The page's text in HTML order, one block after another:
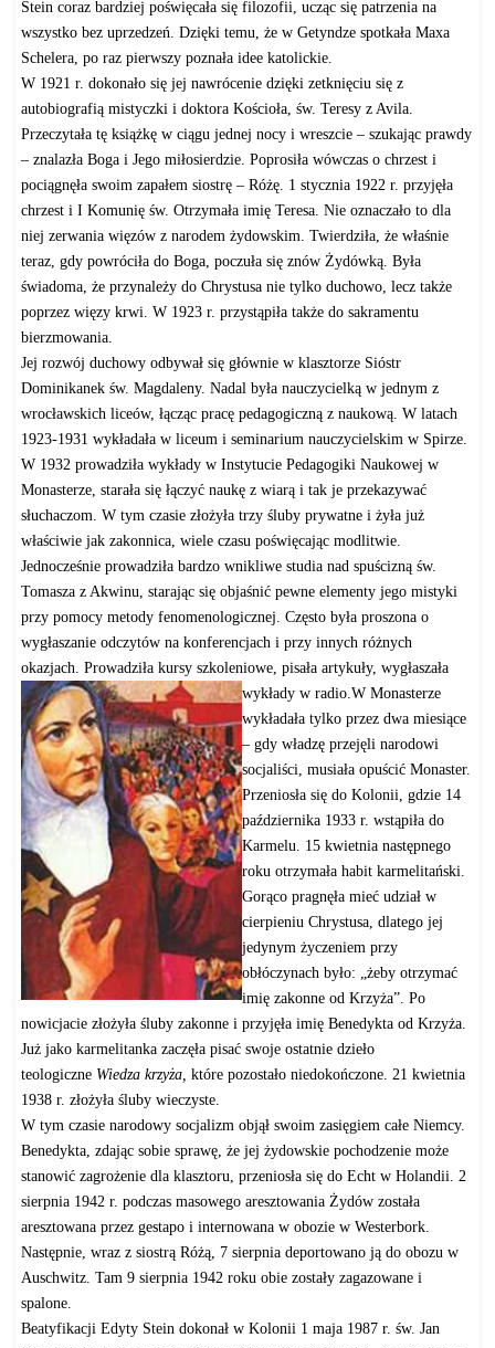
Stein coraz bardziej poświęcała się filozofii, ucząc się patrzenia na
wszystko bez uprzedzeń. Dzięki temu, że w Getyndze spotkała Maxa
Schelera, po raz pierwszy poznała idee katolickie.
W 1921 r. dokonało się jej nawrócenie dzięki zetknięciu się z
autobiografią mistyczki i doktora Kościoła, św. Teresy z Avila.
Przeczytała tę książkę w ciągu jednej nocy i wreszcie – szukając prawdy
– znalazła Boga i Jego miłosierdzie. Poprosiła wówczas o chrzest i
pociągnęła swoim zapałem siostrę – Różę. 1 stycznia 1922 r. przyjęła
chrzest i I Komunię św. Otrzymała imię Teresa. Nie oznaczało to dla
niej zerwania więzów z narodem żydowskim. Twierdziła, że właśnie
teraz, gdy powróciła do Boga, poczuła się znów Żydówką. Była
świadoma, że przynależy do Chrystusa nie tylko duchowo, lecz także
poprzez więzy krwi. W 1923 r. przystąpiła także do sakramentu
bierzmowania.
Jej rozwój duchowy odbywał się głównie w klasztorze Sióstr
Dominikanek św. Magdaleny. Nadal była nauczycielką w jednym z
wrocławskich liceów, łącząc pracę pedagogiczną z naukową. W latach
1923-1931 wykładała w liceum i seminarium nauczycielskim w Spirze.
W 1932 prowadziła wykłady w Instytucie Pedagogiki Naukowej w
Monasterze, starała się łączyć naukę z wiarą i tak je przekazywać
słuchaczom. W tym czasie złożyła trzy śluby prywatne i żyła już
właściwie jak zakonnica, wiele czasu poświęcając modlitwie.
Jednocześnie prowadziła bardzo wnikliwe studia nad spuścizną św.
Tomasza z Akwinu, starając się objaśnić pewne elementy jego mistyki
przy pomocy metody fenomenologicznej. Często była proszona o
wygłaszanie odczytów na konferencjach i przy innych różnych
okazjach. Prowadziła kursy szkoleniowe, pisała artykuły, wygłaszała
wykłady w radio. W Monasterze
wykładała tylko przez dwa miesiące
– gdy władzę przejęli narodowi
socjaliści, musiała opuścić Monaster.
Przeniosła się do Kolonii, gdzie 14
października 1933 r. wstąpiła do
Karmelu. 15 kwietnia następnego
roku otrzymała habit karmelitański.
Gorąco pragnęła mieć udział w
cierpieniu Chrystusa, dlatego jej
jedynym życzeniem przy
obłóczynach było: „żeby otrzymać
imię zakonne od Krzyża”. Po
nowicjacie złożyła śluby zakonne i przyjęła imię Benedykta od Krzyża.
Już jako karmelitanka zaczęła pisać swoje ostatnie dzieło
teologiczne Wiedza krzyża, które pozostało niedokończone. 21 kwietnia
1938 r. złożyła śluby wieczyste.
W tym czasie narodowy socjalizm objął swoim zasięgiem całe Niemcy.
Benedykta, zdając sobie sprawę, że jej żydowskie pochodzenie może
stanowić zagrożenie dla klasztoru, przeniosła się do Echt w Holandii. 2
sierpnia 1942 r. podczas masowego aresztowania Żydów została
aresztowana przez gestapo i internowana w obozie w Westerbork.
Następnie, wraz z siostrą Różą, 7 sierpnia deportowano ją do obozu w
Auschwitz. Tam 9 sierpnia 1942 roku obie zostały zagazowane i
spalone.
Beatyfikacji Edyty Stein dokonał w Kolonii 1 maja 1987 r. św. Jan